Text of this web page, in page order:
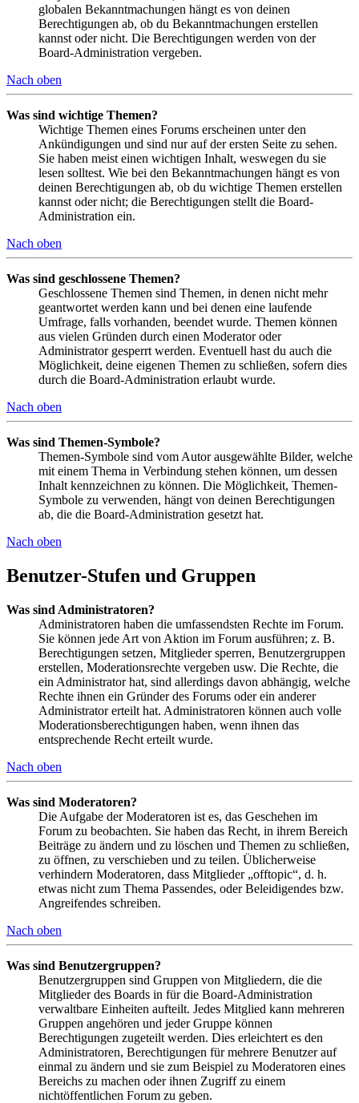
globalen Bekanntmachungen hängt es von deinen
Berechtigungen ab, ob du Bekanntmachungen erstellen
kannst oder nicht. Die Berechtigungen werden von der
Board-Administration vergeben.
Nach oben
Was sind wichtige Themen?
Wichtige Themen eines Forums erscheinen unter den
Ankündigungen und sind nur auf der ersten Seite zu sehen.
Sie haben meist einen wichtigen Inhalt, weswegen du sie
lesen solltest. Wie bei den Bekanntmachungen hängt es von
deinen Berechtigungen ab, ob du wichtige Themen erstellen
kannst oder nicht; die Berechtigungen stellt die Board-
Administration ein.
Nach oben
Was sind geschlossene Themen?
Geschlossene Themen sind Themen, in denen nicht mehr
geantwortet werden kann und bei denen eine laufende
Umfrage, falls vorhanden, beendet wurde. Themen können
aus vielen Gründen durch einen Moderator oder
Administrator gesperrt werden. Eventuell hast du auch die
Möglichkeit, deine eigenen Themen zu schließen, sofern dies
durch die Board-Administration erlaubt wurde.
Nach oben
Was sind Themen-Symbole?
Themen-Symbole sind vom Autor ausgewählte Bilder, welche
mit einem Thema in Verbindung stehen können, um dessen
Inhalt kennzeichnen zu können. Die Möglichkeit, Themen-
Symbole zu verwenden, hängt von deinen Berechtigungen
ab, die die Board-Administration gesetzt hat.
Nach oben
Benutzer-Stufen und Gruppen
Was sind Administratoren?
Administratoren haben die umfassendsten Rechte im Forum.
Sie können jede Art von Aktion im Forum ausführen; z. B.
Berechtigungen setzen, Mitglieder sperren, Benutzergruppen
erstellen, Moderationsrechte vergeben usw. Die Rechte, die
ein Administrator hat, sind allerdings davon abhängig, welche
Rechte ihnen ein Gründer des Forums oder ein anderer
Administrator erteilt hat. Administratoren können auch volle
Moderationsberechtigungen haben, wenn ihnen das
entsprechende Recht erteilt wurde.
Nach oben
Was sind Moderatoren?
Die Aufgabe der Moderatoren ist es, das Geschehen im
Forum zu beobachten. Sie haben das Recht, in ihrem Bereich
Beiträge zu ändern und zu löschen und Themen zu schließen,
zu öffnen, zu verschieben und zu teilen. Üblicherweise
verhindern Moderatoren, dass Mitglieder „offtopic“, d. h.
etwas nicht zum Thema Passendes, oder Beleidigendes bzw.
Angreifendes schreiben.
Nach oben
Was sind Benutzergruppen?
Benutzergruppen sind Gruppen von Mitgliedern, die die
Mitglieder des Boards in für die Board-Administration
verwaltbare Einheiten aufteilt. Jedes Mitglied kann mehreren
Gruppen angehören und jeder Gruppe können
Berechtigungen zugeteilt werden. Dies erleichtert es den
Administratoren, Berechtigungen für mehrere Benutzer auf
einmal zu ändern und sie zum Beispiel zu Moderatoren eines
Bereichs zu machen oder ihnen Zugriff zu einem
nichtöffentlichen Forum zu geben.